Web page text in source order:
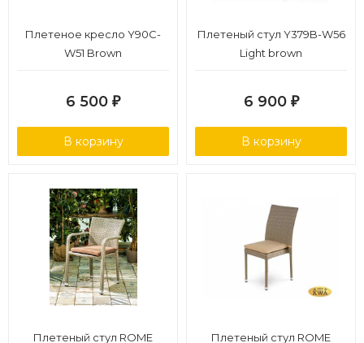
Плетеное кресло Y90C-
W51 Brown
6 500 ₽
В корзину
Плетеный стул Y379B-W56
Light brown
6 900 ₽
В корзину
Плетеный стул ROME
Плетеный стул ROME